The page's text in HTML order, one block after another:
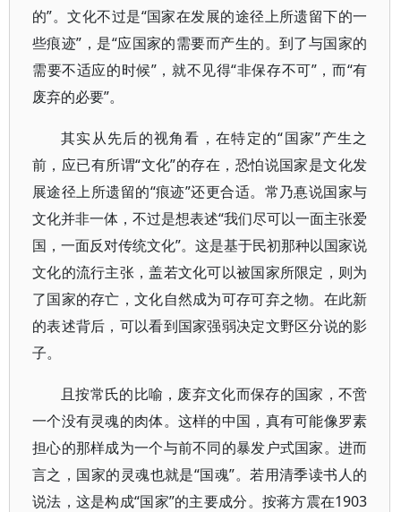
的”。文化不过是“国家在发展的途径上所遗留下的一
些痕迹”，是“应国家的需要而产生的。到了与国家的
需要不适应的时候”，就不见得“非保存不可”，而“有
废弃的必要”。
其实从先后的视角看，在特定的“国家”产生之
前，应已有所谓“文化”的存在，恐怕说国家是文化发
展途径上所遗留的“痕迹”还更合适。常乃惪说国家与
文化并非一体，不过是想表述“我们尽可以一面主张爱
国，一面反对传统文化”。这是基于民初那种以国家说
文化的流行主张，盖若文化可以被国家所限定，则为
了国家的存亡，文化自然成为可存可弃之物。在此新
的表述背后，可以看到国家强弱决定文野区分说的影
子。
且按常氏的比喻，废弃文化而保存的国家，不啻
一个没有灵魂的肉体。这样的中国，真有可能像罗素
担心的那样成为一个与前不同的暴发户式国家。进而
言之，国家的灵魂也就是“国魂”。若用清季读书人的
说法，这是构成“国家”的主要成分。按蒋方震在1903